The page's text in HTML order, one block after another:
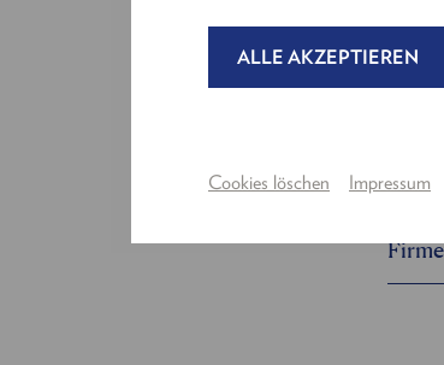
ALLE AKZEPTIEREN
Cookies löschen Impressum